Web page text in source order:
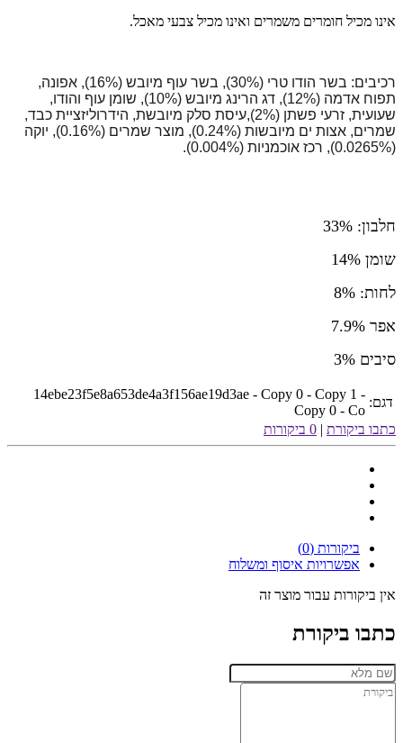
אינו מכיל חומרים משמרים ואינו מכיל צבעי מאכל.
רכיבים: בשר הודו טרי (30%), בשר עוף מיובש (16%), אפונה,
תפוח אדמה (12%), דג הרינג מיובש (10%), שומן עוף והודו,
שעועית, זרעי פשתן (2%),עיסת סלק מיובשת, הידרוליזציית כבד,
שמרים, אצות ים מיובשות (0.24%), מוצר שמרים (0.16%), יוקה
(0.0265%), רכז אוכמניות (0.004%).
חלבון: 33%
שומן 14%
לחות: 8%
אפר 7.9%
סיבים 3%
דגם:
14ebe23f5e8a653de4a3f156ae19d3ae - Copy 0 - Copy 1 -
Copy 0 - Co
כתבו ביקורת | 0 ביקורות
ביקורות (0)
אפשרויות איסוף ומשלוח
אין ביקורות עבור מוצר זה
כתבו ביקורת